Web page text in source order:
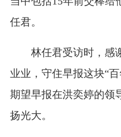
任君。
林任君受访时，感
业业，守住早报这块“
期望早报在洪奕婷的领
扬光大。